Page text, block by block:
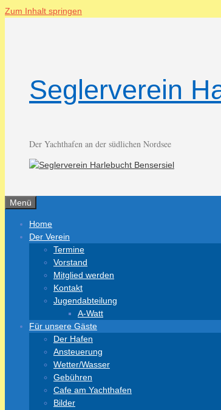
Zum Inhalt springen
Seglerverein
Der Yachthafen an der südlichen Nordsee
Menü
Home
Der Verein
Termine
Vorstand
Mitglied werden
Kontakt
Jugendabteilung
A-Watt
Für unsere Gäste
Der Hafen
Ansteuerung
Wetter/Wasser
Gebühren
Cafe am Yachthafen
Bilder